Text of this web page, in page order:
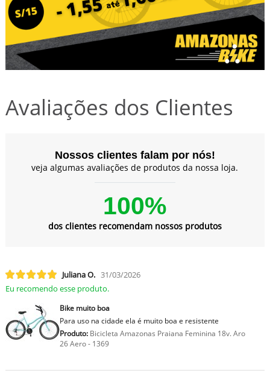
Avaliações dos Clientes
Nossos clientes falam por nós!
veja algumas avaliações de produtos da nossa loja.
100%
dos clientes recomendam nossos produtos
Juliana O. 31/03/2026
Eu recomendo esse produto.
Bike muito boa
Para uso na cidade ela é muito boa e resistente
Produto:Bicicleta Amazonas Praiana Feminina 18v. Aro
26 Aero - 1369